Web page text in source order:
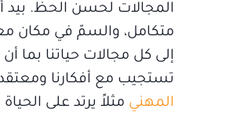
المجالات لحسن الحظ. بيد
متكامل، والسمّ في مكان
إلى كل مجالات حياتنا بما
تستجيب مع أفكارنا
المهني مثلاً يرتد على